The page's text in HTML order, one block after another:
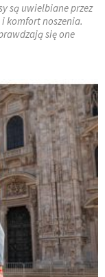
są uwielbiane przez
komfort noszenia.
się one